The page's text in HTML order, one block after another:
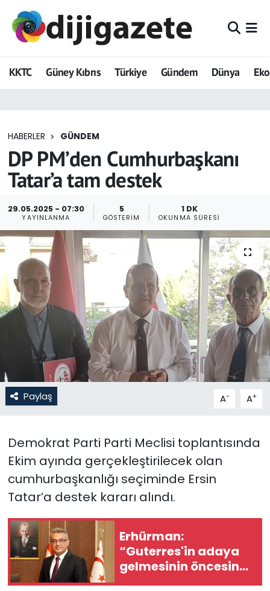
KKTC Güney Kıbrıs Türkiye Gündem Dünya
HABERLER GÜNDEM
DP PM’den Cumhurbaşkanı
Tatar’a tam destek
29.05.2025 - 07:30
YAYINLANMA
5
GÖSTERIM
1 DK
OKUNMA SÜRESI
Paylaş A- A+
Demokrat Parti Parti Meclisi toplantısında
Ekim ayında gerçekleştirilecek olan
cumhurbaşkanlığı seçiminde Ersin
Tatar’a destek kararı alındı.
Erhürman:
“Guterres'in adaya
gelmesinin öncesine
oranla daha doğru
ADVERTORIAL
Dijigazete
Eğitim
Ekonomi
GEZİ
Güncel
Gündem
KKTC
KKTC YEREL SEÇİM 2018
Kültür Sanat
Moda
Nöbetçi Eczaneler
Politika
SAĞLIK
Hava Durumu
Trafik Durumu
Tüm Manşetler
Son Dakika Haberleri